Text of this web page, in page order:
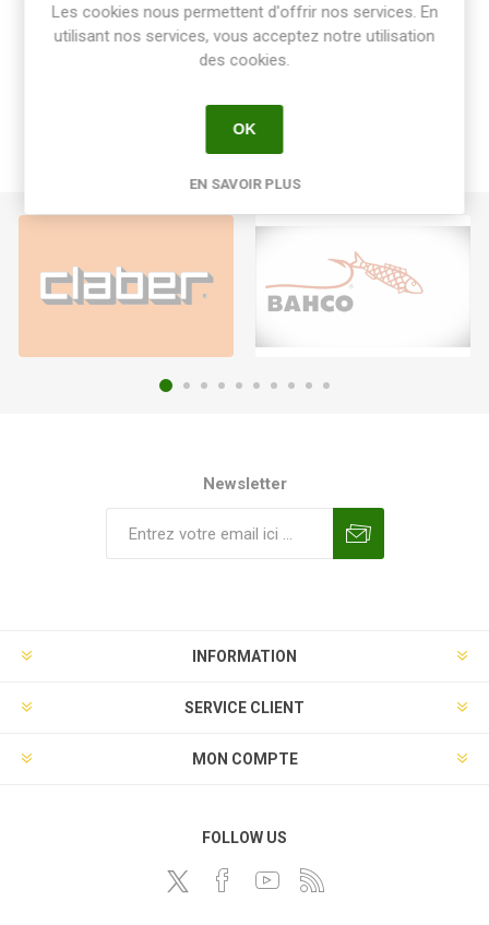
Share:
Newsletter
INFORMATION
SERVICE CLIENT
MON COMPTE
FOLLOW US
Les cookies nous permettent d'offrir nos services. En
utilisant nos services, vous acceptez notre utilisation
des cookies.
OK
EN SAVOIR PLUS